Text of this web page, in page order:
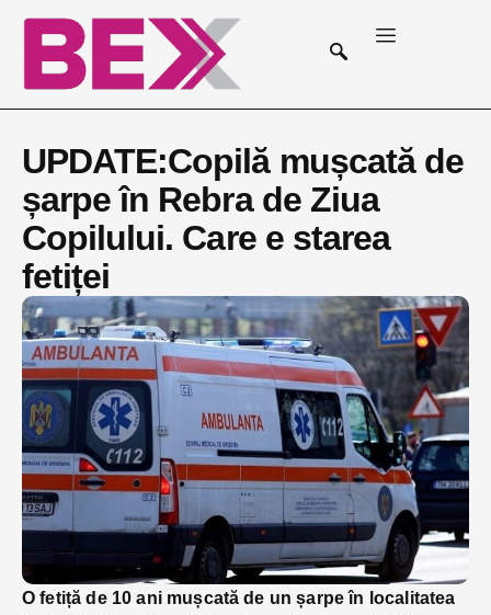
UPDATE:Copilă mușcată de
șarpe în Rebra de Ziua
Copilului. Care e starea
fetiței
O fetiță de 10 ani mușcată de un șarpe în localitatea